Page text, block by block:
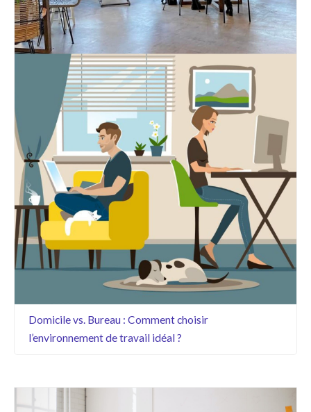
Domicile vs. Bureau : Comment choisir
l’environnement de travail idéal ?